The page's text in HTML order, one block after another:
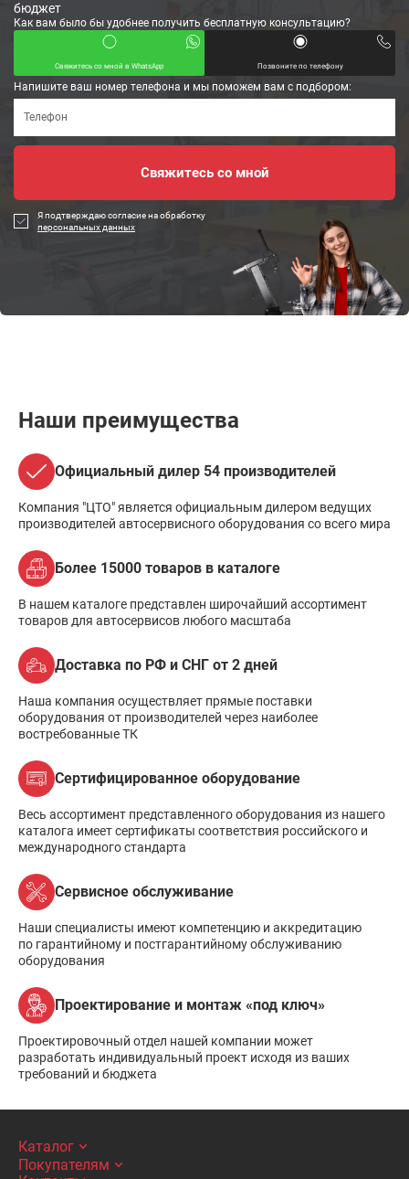
бюджет
Как вам было бы удобнее получить бесплатную консультацию?
Свяжитесь со мной в WhatsApp Позвоните по телефону
Напишите ваш номер телефона и мы поможем вам с подбором:
Я подтверждаю согласие на обработку
персональных данных
Наши преимущества
Официальный дилер 54 производителей
Компания "ЦТО" является официальным дилером ведущих
производителей автосервисного оборудования со всего мира
Более 15000 товаров в каталоге
В нашем каталоге представлен широчайший ассортимент
товаров для автосервисов любого масштаба
Доставка по РФ и СНГ от 2 дней
Наша компания осуществляет прямые поставки
оборудования от производителей через наиболее
востребованные ТК
Сертифицированное оборудование
Весь ассортимент представленного оборудования из нашего
каталога имеет сертификаты соответствия российского и
международного стандарта
Сервисное обслуживание
Наши специалисты имеют компетенцию и аккредитацию
по гарантийному и постгарантийному обслуживанию
оборудования
Проектирование и монтаж «под ключ»
Проектировочный отдел нашей компании может
разработать индивидуальный проект исходя из ваших
требований и бюджета
Каталог
Покупателям